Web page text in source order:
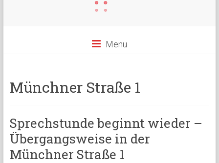
Menu
Münchner Straße 1
Sprechstunde beginnt wieder –
Übergangsweise in der
Münchner Straße 1